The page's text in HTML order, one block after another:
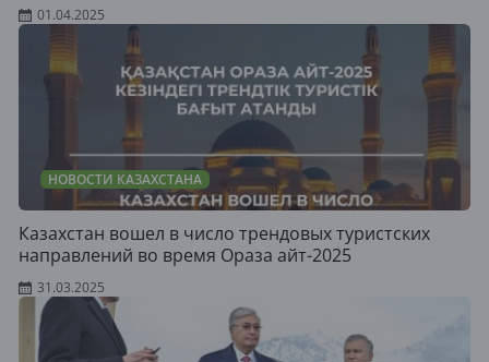
01.04.2025
НОВОСТИ КАЗАХСТАНА
Казахстан вошел в число трендовых туристских
направлений во время Ораза айт-2025
31.03.2025